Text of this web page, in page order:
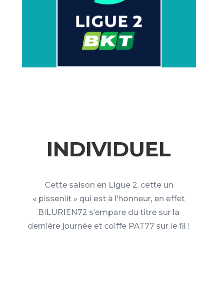
INDIVIDUEL
Cette saison en Ligue 2, cette un
« pissenlit » qui est à l’honneur, en effet
BILURIEN72 s’empare du titre sur la
dernière journée et coiffe PAT77 sur le fil !